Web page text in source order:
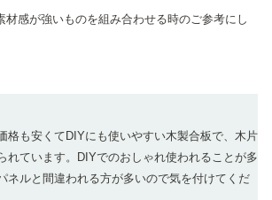
材感が強いものを組み合わせる時のご参考にし
格も安くてDIYにも使いやすい木製合板で、木片
れています。DIYでのおしゃれ使われることが多
ネルと間違われる方が多いので気を付けてくだ